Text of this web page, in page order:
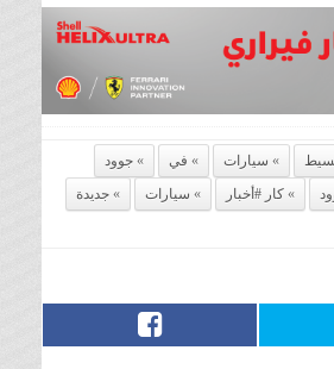
سيارات في
جوود
كار #أخبار سيارات
جديدة